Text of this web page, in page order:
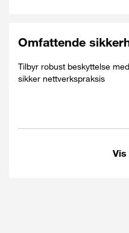
Kontinuitet - dobbel,
BGP-4-ruting og
Registrering av IP-
DNS-administrasjon
Omfattende
Tilbyr robust beskyttelse
sikker nettverkspraksis
Vis